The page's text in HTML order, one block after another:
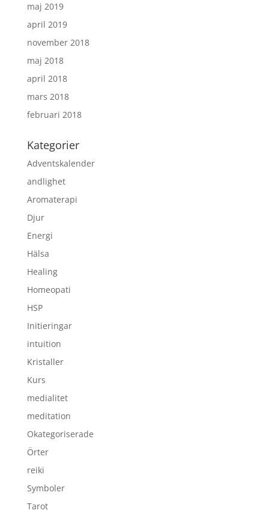
maj 2019
april 2019
november 2018
maj 2018
april 2018
mars 2018
februari 2018
Kategorier
Adventskalender
andlighet
Aromaterapi
Djur
Energi
Hälsa
Healing
Homeopati
HSP
Initieringar
intuition
Kristaller
Kurs
medialitet
meditation
Okategoriserade
Örter
reiki
Symboler
Tarot